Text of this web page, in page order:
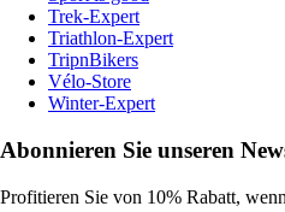
Trek-Expert
Triathlon-Expert
TripnBikers
Vélo-Store
Winter-Expert
Abonnieren Sie unseren
Profitieren Sie von 10% Rabatt,